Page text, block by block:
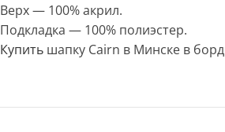
Верх — 100% акрил.
Подкладка — 100% полиэстер.
Купить шапку Cairn в Минске в